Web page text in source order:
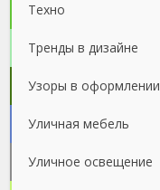
Техно
Тренды в дизайне
Узоры в оформлении
Уличная мебель
Уличное освещение